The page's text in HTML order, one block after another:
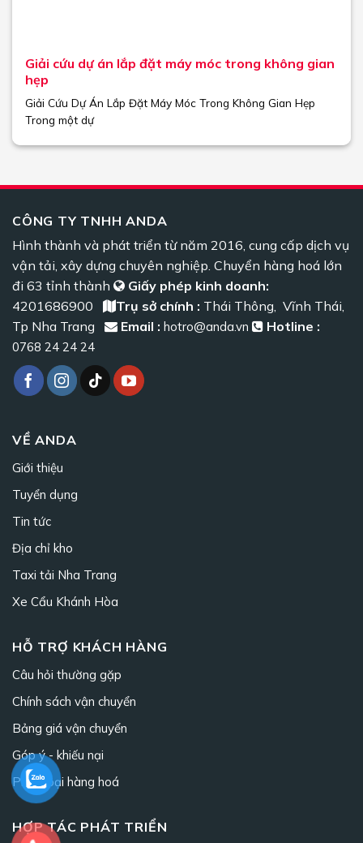
Giải cứu dự án lắp đặt máy móc trong không gian
hẹp
Giải Cứu Dự Án Lắp Đặt Máy Móc Trong Không Gian Hẹp
Trong một dự
CÔNG TY TNHH ANDA
Hình thành và phát triển từ năm 2016, cung cấp dịch vụ
vận tải, xây dựng chuyên nghiệp. Chuyển hàng hoá lớn
đi 63 tỉnh thành
Giấy phép kinh doanh:
4201686900
Trụ sở chính : Thái Thông, Vĩnh Thái,
Tp Nha Trang
Email : hotro@anda.vn Hotline :
0768 24 24 24
VỀ ANDA
Giới thiệu
Tuyển dụng
Tin tức
Địa chỉ kho
Taxi tải Nha Trang
Xe Cẩu Khánh Hòa
HỖ TRỢ KHÁCH HÀNG
Câu hỏi thường gặp
Chính sách vận chuyển
Bảng giá vận chuyển
Góp ý - khiếu nại
Phân loại hàng hoá
HỢP TÁC PHÁT TRIỂN